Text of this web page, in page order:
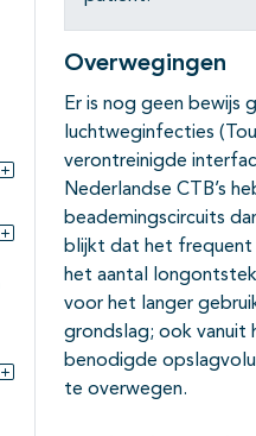
Subpagina's open- en
Subpagina's open- en
Subpagina's open- en
Overwegingen
Er is nog geen bewijs
luchtweginfecties
verontreinigde
Nederlandse CTB’s
beademingscircuits
blijkt dat het frequent
het aantal
voor het langer
grondslag; ook vanuit
benodigde
te overwegen.